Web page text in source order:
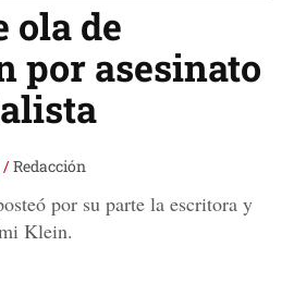
ola de
por asesinato
/Redacción
por su parte la escritora y
Klein.